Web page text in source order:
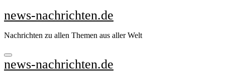
news-nachrichten.de
Nachrichten zu allen Themen aus aller Welt
news-nachrichten.de